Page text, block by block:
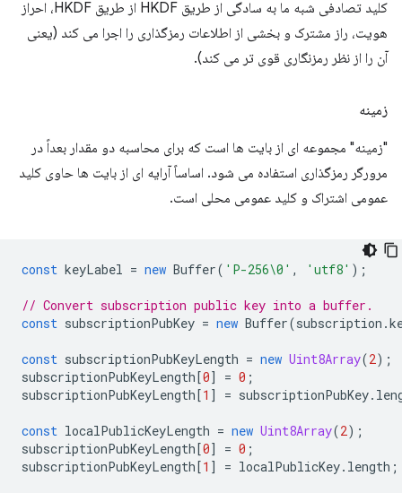
کلید تصادفی شبه ما به سادگی از طریق HKDF از طریق HKDF، احراز
هویت، راز مشترک و بخشی از اطلاعات رمزگذاری را اجرا می کند (یعنی
آن را از نظر رمزنگاری قوی تر می کند).
زمینه
"زمینه" مجموعه ای از بایت ها است که برای محاسبه دو مقدار بعداً در
مرورگر رمزگذاری استفاده می شود. اساساً آرایه ای از بایت ها حاوی کلید
عمومی اشتراک و کلید عمومی محلی است.
const keyLabel = new Buffer( 'P-256\0' , 'utf8' );
// Convert subscription public key into a buffer.
const subscriptionPubKey = new Buffer(subscription .
const subscriptionPubKeyLength = new Uint8Array(2);
subscriptionPubKeyLength [0] = 0 ;
subscriptionPubKeyLength [1 ] = subscriptionPubKey.
const localPublicKeyLength = new Uint8Array(2);
subscriptionPubKeyLength [0] = 0 ;
subscriptionPubKeyLength [1 ] = localPublicKey. length ;